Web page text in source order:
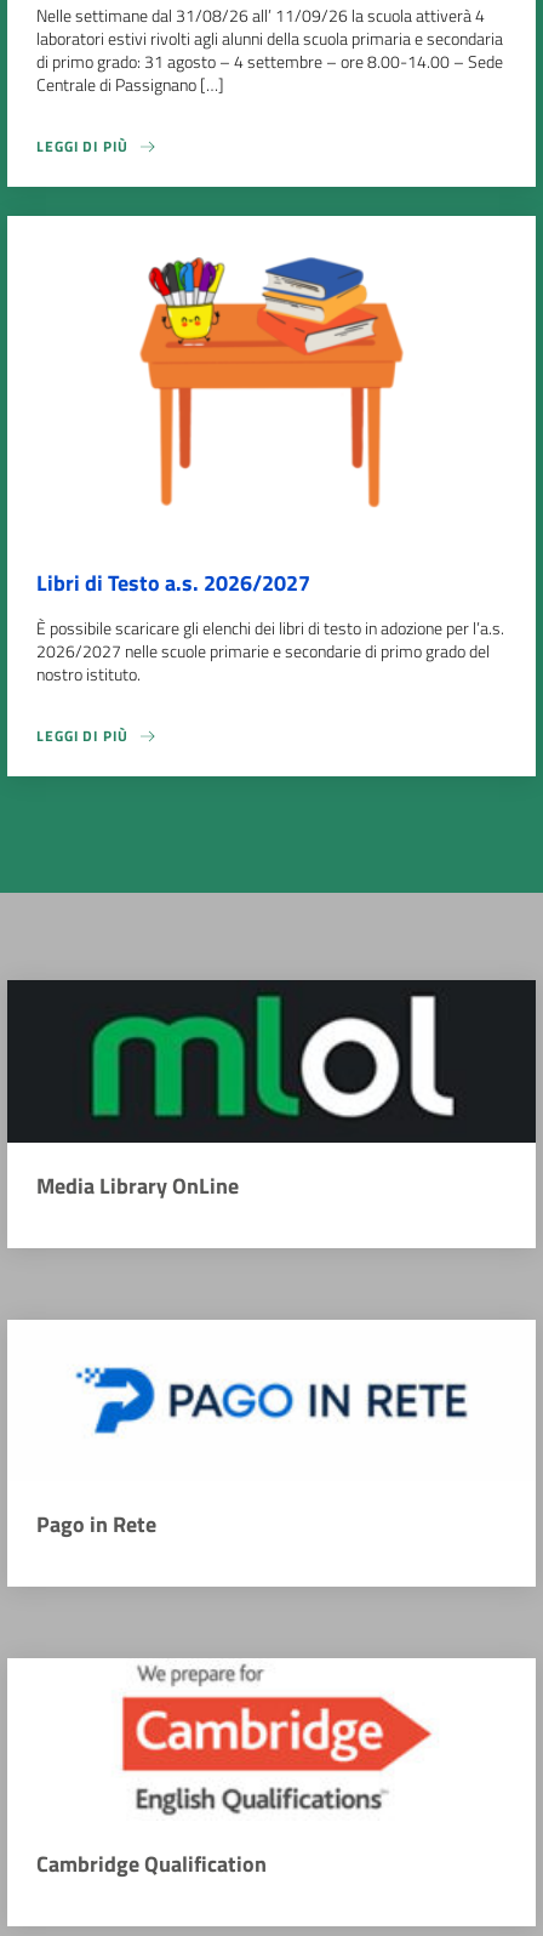
Nelle settimane dal 31/08/26 all’ 11/09/26 la scuola attiverà 4
laboratori estivi rivolti agli alunni della scuola primaria e secondaria
di primo grado: 31 agosto – 4 settembre – ore 8.00-14.00 – Sede
Centrale di Passignano […]
LEGGI DI PIÙ
Libri di Testo a.s. 2026/2027
È possibile scaricare gli elenchi dei libri di testo in adozione per l’a.s.
2026/2027 nelle scuole primarie e secondarie di primo grado del
nostro istituto.
LEGGI DI PIÙ
Media Library OnLine
Pago in Rete
Cambridge Qualification